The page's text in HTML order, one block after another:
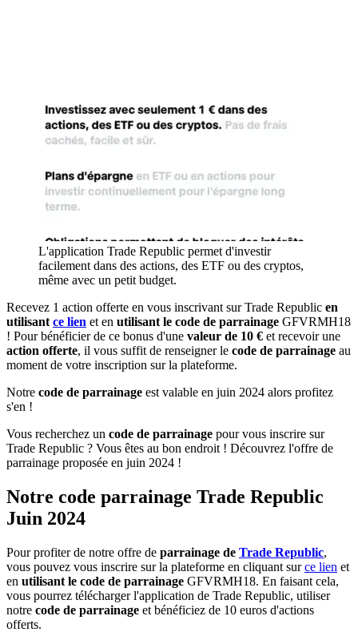
L'application Trade Republic permet d'investir
facilement dans des actions, des ETF ou des cryptos,
même avec un petit budget.
Recevez 1 action offerte en vous inscrivant sur Trade Republic en
utilisant ce lien et en utilisant le code de parrainage GFVRMH18
! Pour bénéficier de ce bonus d'une valeur de 10 € et recevoir une
action offerte, il vous suffit de renseigner le code de parrainage au
moment de votre inscription sur la plateforme.
Notre code de parrainage est valable en juin 2024 alors profitez
s'en !
Vous recherchez un code de parrainage pour vous inscrire sur
Trade Republic ? Vous êtes au bon endroit ! Découvrez l'offre de
parrainage proposée en juin 2024 !
Notre code parrainage Trade Republic
Juin 2024
Pour profiter de notre offre de parrainage de Trade Republic,
vous pouvez vous inscrire sur la plateforme en cliquant surce lien et
en utilisant le code de parrainage GFVRMH18. En faisant cela,
vous pourrez télécharger l'application de Trade Republic, utiliser
notre code de parrainage et bénéficiez de 10 euros d'actions
offerts.